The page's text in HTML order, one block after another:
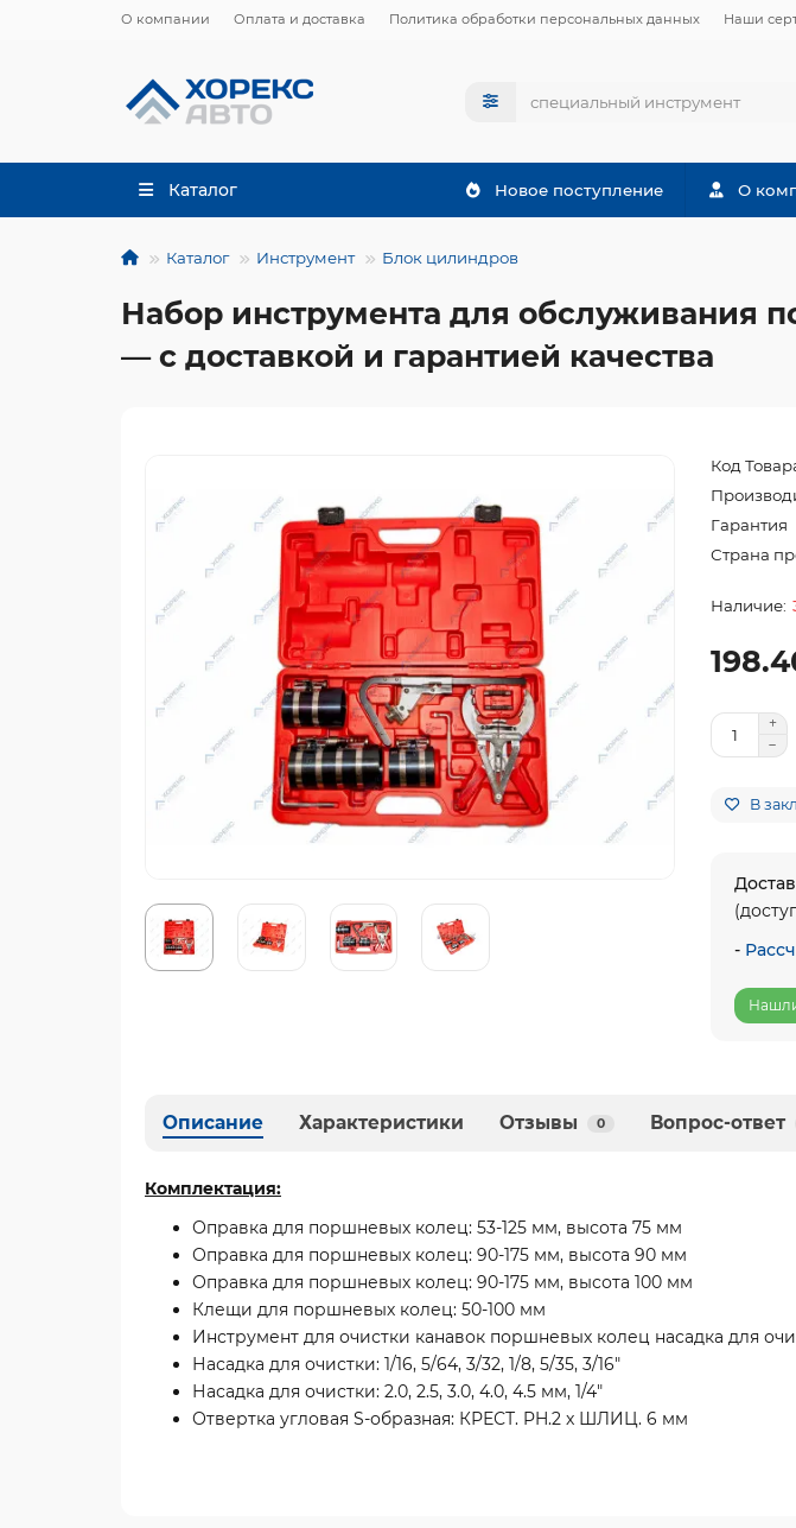
О компании Оплата и доставка Политика обработки персональных данных Наши
Каталог Новое поступление О
Каталог Инструмент Блок цилиндров
Набор инструмента для обслуживания
— с доставкой и гарантией качества
Код
Гарантия
Страна
В
-
Описание Характеристики Отзывы 0 Вопрос-ответ
Комплектация:
Оправка для поршневых колец: 53-125 мм, высота 75 мм
Оправка для поршневых колец: 90-175 мм, высота 90 мм
Оправка для поршневых колец: 90-175 мм, высота 100 мм
Клещи для поршневых колец: 50-100 мм
Инструмент для очистки канавок поршневых колец насадка для
Насадка для очистки: 1/16, 5/64, 3/32, 1/8, 5/35, 3/16"
Насадка для очистки: 2.0, 2.5, 3.0, 4.0, 4.5 мм, 1/4"
Отвертка угловая S-образная: КРЕСТ. PH.2 x ШЛИЦ. 6 мм